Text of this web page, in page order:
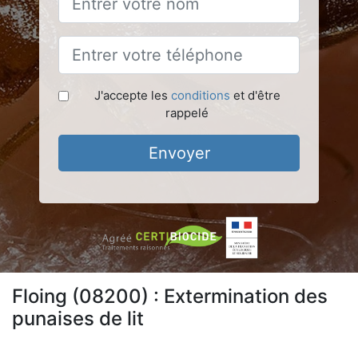
J'accepte les conditions et d'être
rappelé
Envoyer
Floing (08200) : Extermination des
punaises de lit